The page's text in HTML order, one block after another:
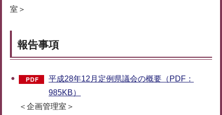
室＞
報告事項
平成28年12月定例県議会の概要（PDF：
985KB）
＜企画管理室＞